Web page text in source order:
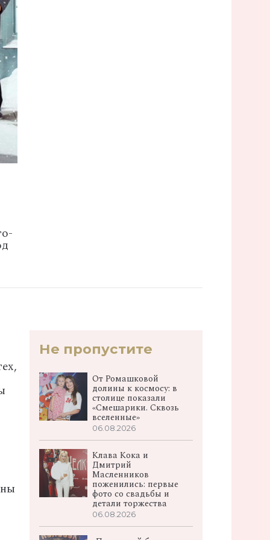
Не пропустите
От Ромашковой
долины к космосу: в
столице показали
«Смешарики. Сквозь
вселенные»
06.08.2026
Клава Кока и
Дмитрий
Масленников
поженились: первые
фото со свадьбы и
детали торжества
06.08.2026